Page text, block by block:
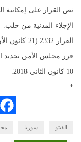
نص القرار على إمكانية
الإجلاء المدنية من حلب.
القرار 2332 (21 كانون الأول 2016)
قرر مجلس الأمن تجديد
10 كانون الثاني 2018.
*
الفيتو سوريا